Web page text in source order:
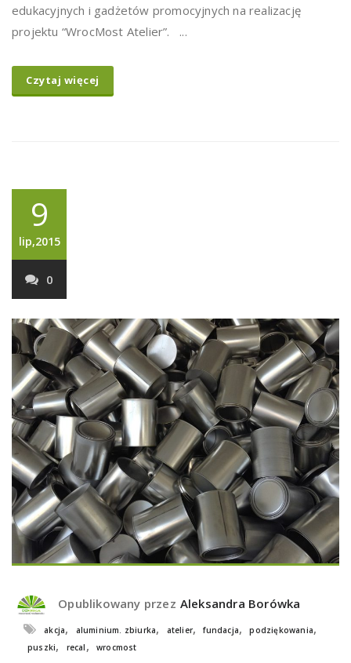
edukacyjnych i gadżetów promocyjnych na realizację
projektu “WrocMost Atelier”. ...
Czytaj więcej
9
lip,2015
0
Opublikowany przez Aleksandra Borówka
akcja, aluminium. zbiurka, atelier, fundacja, podziękowania,
puszki, recal , wrocmost